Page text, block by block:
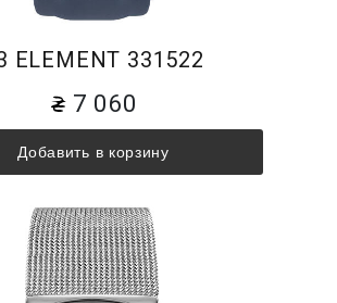
ELEMENT 331522
7 060
Добавить в корзину